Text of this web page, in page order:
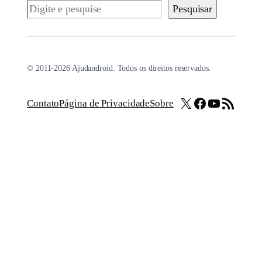
Pesquisar Pesquisar
© 2011-2026 Ajudandroid. Todos os direitos reservados.
ContatoPágina de PrivacidadeSobre X Facebook
Youtube
Feed RSS